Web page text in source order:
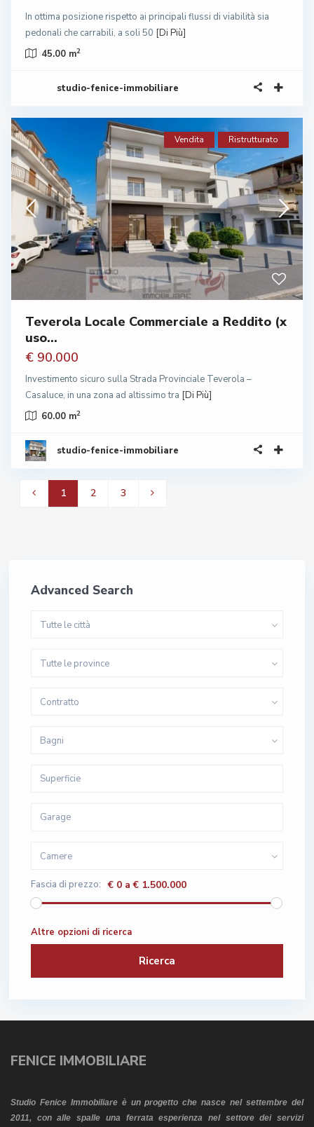
In ottima posizione rispetto ai principali flussi di viabilità sia
pedonali che carrabili, a soli 50 [Di Più]
45.00 m2
studio-fenice-immobiliare
Vendita Ristrutturato
Teverola Locale Commerciale a Reddito (x
uso...
€ 90.000
Investimento sicuro sulla Strada Provinciale Teverola –
Casaluce, in una zona ad altissimo tra [Di Più]
60.00 m2
studio-fenice-immobiliare
1 2 3
Advanced Search
Tutte le città
Tutte le province
Contratto
Bagni
Camere
Fascia di prezzo: € 0 a € 1.500.000
Altre opzioni di ricerca
Ricerca
FENICE IMMOBILIARE
Studio Fenice Immobiliare è un progetto che nasce nel settembre del
2011, con alle spalle una ferrata esperienza nel settore dei servizi